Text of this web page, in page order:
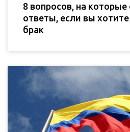
8 вопросов, на которые
ответы, если вы
брак